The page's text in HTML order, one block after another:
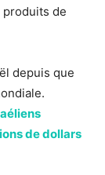
produits de
depuis que
de dollars